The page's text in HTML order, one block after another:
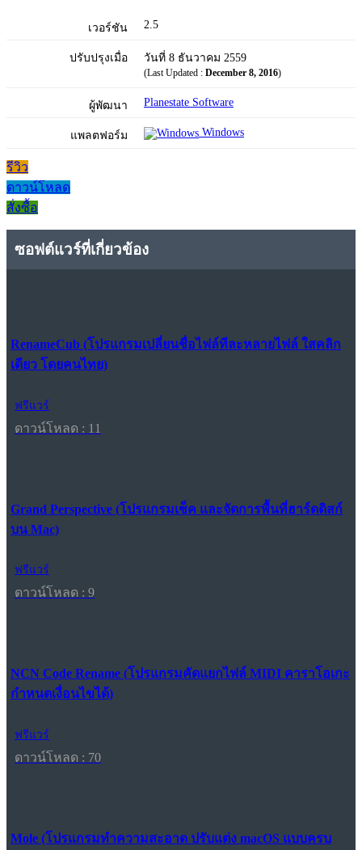
เวอร์ชัน 2.5
ปรับปรุงเมื่อ วันที่ 8 ธันวาคม 2559
(Last Updated : December 8, 2016)
ผู้พัฒนา Planestate Software
แพลตฟอร์ม Windows
รีวิว
ดาวน์โหลด
สั่งซื้อ
ซอฟต์แวร์ที่เกี่ยวข้อง
RenameCub (โปรแกรมเปลี่ยนชื่อไฟล์ทีละหลายไฟล์ ใสคลิก
เดียว โดยคนไทย)
ฟรีแวร์
ดาวน์โหลด : 11
Grand Perspective (โปรแกรมเช็ค และจัดการพื้นที่ฮาร์ดดิสก์
บน Mac)
ฟรีแวร์
ดาวน์โหลด : 9
NCN Code Rename (โปรแกรมคัดแยกไฟล์ MIDI คาราโอเกะ
กำหนดเงื่อนไขได้)
ฟรีแวร์
ดาวน์โหลด : 70
Mole (โปรแกรมทำความสะอาด ปรับแต่ง macOS แบบครบ